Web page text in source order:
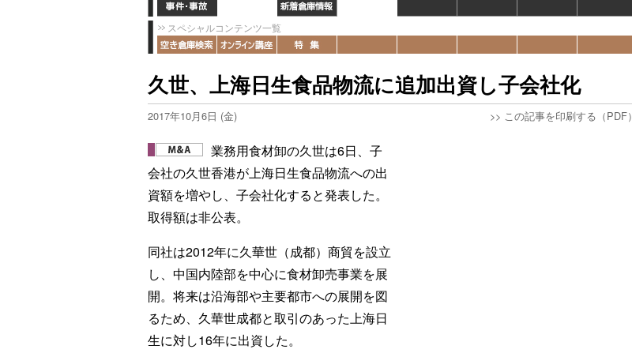
スペシャルコンテンツ一覧
久世、上海日生食品物流に追加出資し子会社化
2017年10月6日 (金) >> この記事を印刷する（PDF）
業務用食材卸の久世は6日、子
会社の久世香港が上海日生食品物流への出
資額を増やし、子会社化すると発表した。
取得額は非公表。
同社は2012年に久華世（成都）商貿を設立
し、中国内陸部を中心に食材卸売事業を展
開。将来は沿海部や主要都市への展開を図
るため、久華世成都と取引のあった上海日
生に対し16年に出資した。